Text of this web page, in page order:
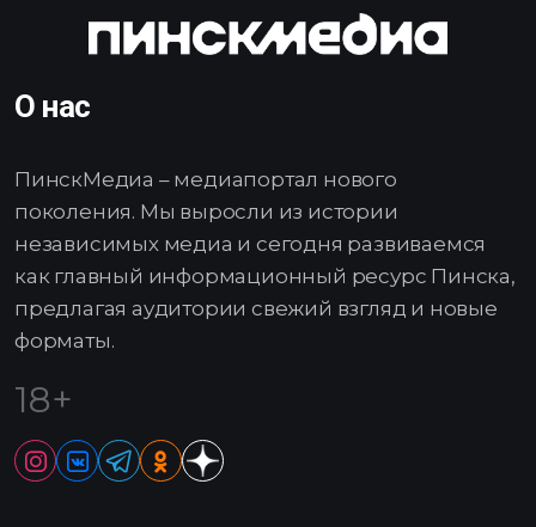
О нас
ПинскМедиа – медиапортал нового
поколения. Мы выросли из истории
независимых медиа и сегодня развиваемся
как главный информационный ресурс Пинска,
предлагая аудитории свежий взгляд и новые
форматы.
18+